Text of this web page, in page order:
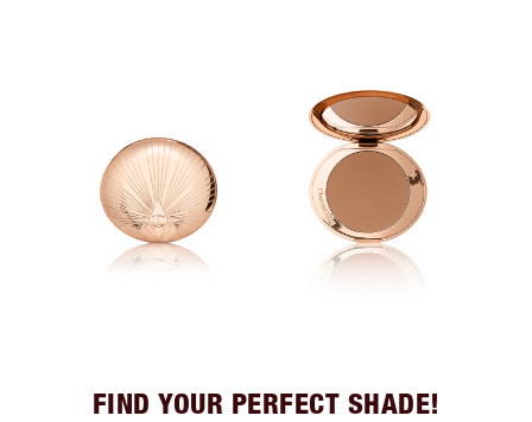
FIND YOUR PERFECT SHADE!